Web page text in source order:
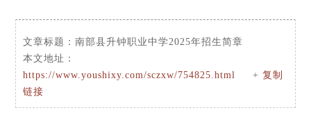
文章标题：南部县升钟职业中学2025年招生简章
本文地址：
https://www.youshixy.com/sczxw/754825.html
+复制
链接